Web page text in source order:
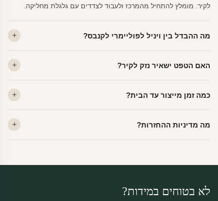
לקיר. מומלץ להתחיל מהמרכז ולעבוד לצדדים עם גלגלת מחליקה.
מה ההבדל בין ויניל לפוליימרי לקנבס?
פרמיום. קנבס — בד אמנותי יוקרתי, מט.
האם הטפט ישאיר נזק לקיר?
מתאים לקיר מטויח, גבס, קרמיקה וזכוכית.
כמה זמן מייצור עד הבית?
יוצאות באותו יום.
מה מדיניות ההחזרות?
לא בטוחים במידות?